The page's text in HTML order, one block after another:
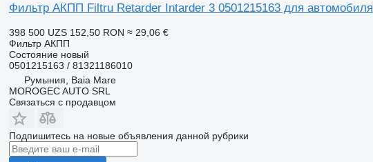
Фильтр АКПП Filtru Retarder Intarder 3 0501215163 для автомобиля
398 500 UZS 152,50 RON ≈ 29,06 €
Фильтр АКПП
Состояниеновый
0501215163 / 81321186010
Румыния, Baia Mare
MOROGEC AUTO SRL
Связаться с продавцом
Подпишитесь на новые объявления данной рубрики